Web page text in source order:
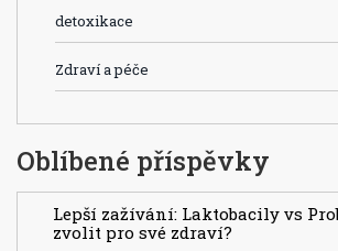
detoxikace
Zdraví a péče
Oblíbené příspěvky
Lepší zažívání: Laktobacily vs
zvolit pro své zdraví?